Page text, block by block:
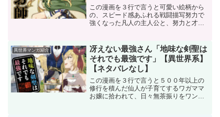
この漫画を３行で言うと可愛い絵柄から
の、スピード感あふれる戦闘描写努力で
強くなった凡人の主人公と、努力と才能
様’と最強な美少女’勇者様’の伝説が今、始
まる…！朴訥な少...
異世界マンガ紹介
冴えない最強さん「地味な剣聖は
それでも最強です」【異世界系】
【ネタバレなし】
この漫画を３行で言うと５００年以上の
修行を積んだ仙人が子育てするワガママ
お嬢に拾われて、日々無茶振りをワンパ